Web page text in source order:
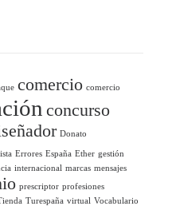
comercio comercio
concurso
Donato
Errores España Ether gestión
internacional marcas mensajes
prescriptor profesiones
Turespaña virtual Vocabulario